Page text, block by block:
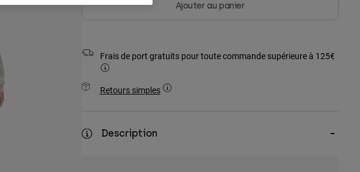
Ajouter au panier
Frais de port gratuits pour toute commande supérieure à 125€
Retours simples
Description